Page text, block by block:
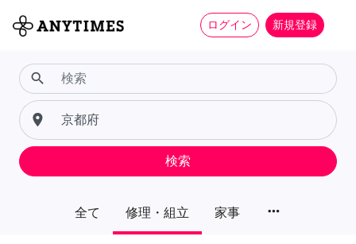
ログイン 新規登録
全て 修理・組立 家事 more_horiz
search
place
検索